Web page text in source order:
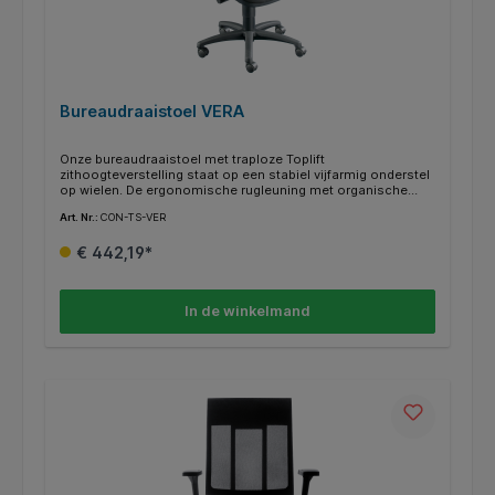
Bureaudraaistoel VERA
Onze bureaudraaistoel met traploze Toplift
zithoogteverstelling staat op een stabiel vijfarmig onderstel
op wielen. De ergonomische rugleuning met organische
rug. Met geïntegreerd comfort-permanent-
hellingshoek van de rugleuning. De rugleuning is traploos in
geremde dubbele veiligheidswielen.
Art. Nr.: CON-TS-VER
€ 442,19*
In de winkelmand